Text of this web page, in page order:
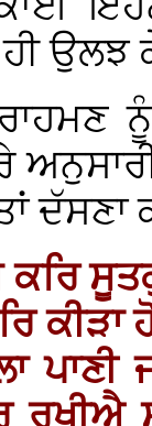
ਉਲਝ
ਦੱਸਣਾ
ਕਰਿ
ਕੀੜਾ